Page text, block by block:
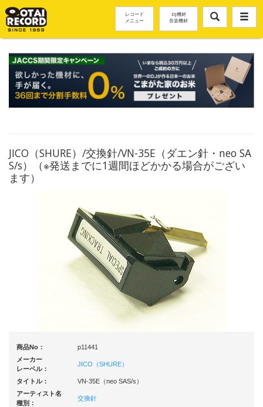
レコード
メニュー
DJ機材
音楽機材
JICO（SHURE）/交換針/VN-35E（ダエン針・neo SA
S/s）（※発送までに1週間ほどかかる場合がござい
ます）
商品No：
p11441
メーカー
レーベル：
JICO（SHURE）
タイトル：
VN-35E（neo SAS/s）
アーティスト名
種別：
交換針